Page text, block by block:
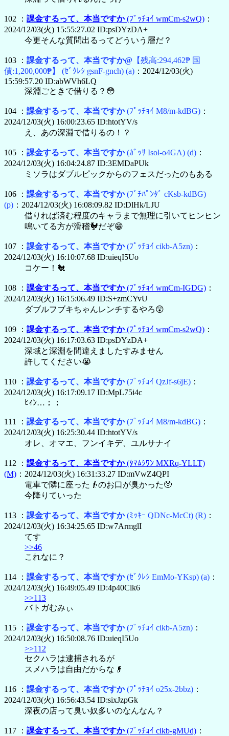
102 ： 課金するって、本当ですか(ﾌﾟｯﾁｮｲ wmCm-s2wQ) ：
2024/12/03(火) 15:55:27.02 ID:psDYzDA+
今更そんな質問出るってどういう層だ？
103 ： 課金するって、本当ですか@ 【残高:294,462₱ 国
債:1,200,000₱】
(ｾﾞｸﾚｼ gsnF-gnch) (a) ：2024/12/03(火)
15:59:57.20 ID:abWVh6LQ
深淵ごときで借りる？😳
104 ： 課金するって、本当ですか(ﾌﾟｯﾁｮｲ M8/m-kdBG) ：
2024/12/03(火) 16:00:23.65 ID:htotYV/s
え、あの深淵で借りるの！？
105 ： 課金するって、本当ですか(ｶﾞｯｻ Isol-o4GA) (d) ：
2024/12/03(火) 16:04:24.87 ID:3EMDaPUk
ミソラはダブルピックからのフェスだったのもある
106 ： 課金するって、本当ですか(ﾌﾞﾁﾊﾟﾝﾀﾞ cKsb-kdBG)
(p) ：2024/12/03(火) 16:08:09.82 ID:DlHk/LJU
借りれば済む程度のキャラまで無理に引いてヒンヒン
鳴いてる方が滑稽🐓だぞ😁
107 ： 課金するって、本当ですか(ﾌﾟｯﾁｮｲ cikb-A5zn) ：
2024/12/03(火) 16:10:07.68 ID:uieqI5Uo
コケー！🐔
108 ： 課金するって、本当ですか(ﾌﾟｯﾁｮｲ wmCm-IGDG) ：
2024/12/03(火) 16:15:06.49 ID:S+zmCYvU
ダブルフブキちゃんレンチするやろ😲
109 ： 課金するって、本当ですか(ﾌﾟｯﾁｮｲ wmCm-s2wQ) ：
2024/12/03(火) 16:17:03.63 ID:psDYzDA+
深域と深淵を間違えましたすみません
許してください😭
110 ： 課金するって、本当ですか(ﾌﾟｯﾁｮｲ QzJf-s6jE) ：
2024/12/03(火) 16:17:09.17 ID:MpL75i4c
ﾋｨﾝ…；；
111 ： 課金するって、本当ですか(ﾌﾟｯﾁｮｲ M8/m-kdBG) ：
2024/12/03(火) 16:25:30.44 ID:htotYV/s
オレ、オマエ、フンイキデ、ユルサナイ
112 ： 課金するって、本当ですか(ﾀﾏﾑｼﾜﾝ MXRq-YLLT)
(M) ：2024/12/03(火) 16:31:33.27 ID:mVwZ4QPI
電車で隣に座った👴のお口が臭かった🥺
今降りていった
113 ： 課金するって、本当ですか(ﾐｯｷｰ QDNc-McCt) (R) ：
2024/12/03(火) 16:34:25.65 ID:w7ArmglI
てす
>>46
これなに？
114 ： 課金するって、本当ですか(ｾﾞｸﾚｼ EmMo-YKsp) (a) ：
2024/12/03(火) 16:49:05.49 ID:4p40Clk6
>>113
バトガむみぃ
115 ： 課金するって、本当ですか(ﾌﾟｯﾁｮｲ cikb-A5zn) ：
2024/12/03(火) 16:50:08.76 ID:uieqI5Uo
>>112
セクハラは逮捕されるが
スメハラは自由だからな👴
116 ： 課金するって、本当ですか(ﾌﾟｯﾁｮｲ o25x-2bbz) ：
2024/12/03(火) 16:56:43.54 ID:sixJzpGk
深夜の店って臭い奴多いのなんなん？
117 ： 課金するって、本当ですか(ﾌﾟｯﾁｮｲ cikb-gMUd) ：